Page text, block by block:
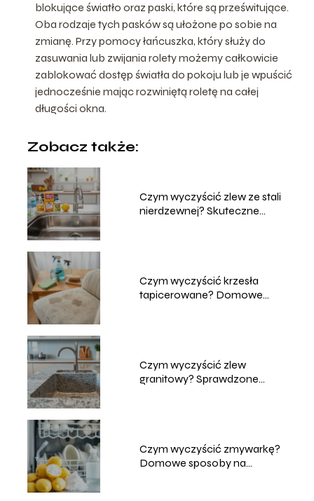
blokujące światło oraz paski, które są prześwitujące.
Oba rodzaje tych pasków są ułożone po sobie na
zmianę. Przy pomocy łańcuszka, który służy do
zasuwania lub zwijania rolety możemy całkowicie
zablokować dostęp światła do pokoju lub je wpuścić
jednocześnie mając rozwiniętą roletę na całej
długości okna.
Zobacz także:
Czym wyczyścić zlew ze stali
nierdzewnej? Skuteczne
Czym wyczyścić krzesła
tapicerowane? Domowe
Czym wyczyścić zlew
granitowy? Sprawdzone
Czym wyczyścić zmywarkę?
Domowe sposoby na